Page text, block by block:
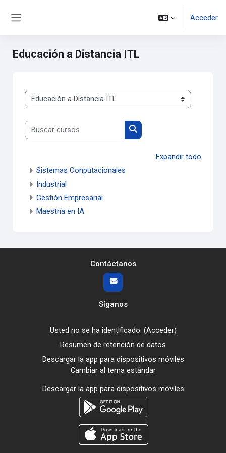
Acceder
Educación a Distancia ITL
Categorías
Buscar cursos
Buscar cursos
Expandir todo
Sistemas Conputacionales
Industrial
Gestión Empresarial
Maestría en IA
Contáctanos
Síganos
Usted no se ha identificado. (Acceder)
Resumen de retención de datos
Descargar la app para dispositivos móviles
Cambiar al tema estándar
Descargar la app para dispositivos móviles